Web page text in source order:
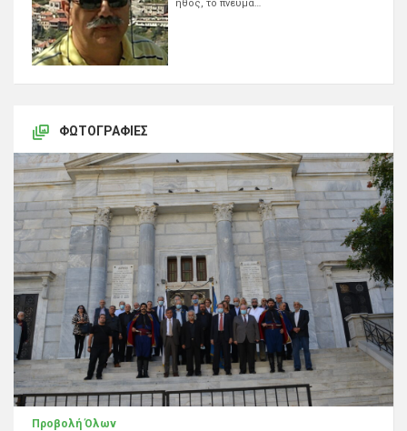
ήθος, το πνεύμα…
ΦΩΤΟΓΡΑΦΊΕΣ
Προβολή Όλων